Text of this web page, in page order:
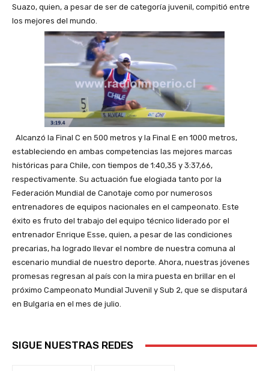
Suazo, quien, a pesar de ser de categoría juvenil, compitió entre
los mejores del mundo.
Alcanzó la Final C en 500 metros y la Final E en 1000 metros,
estableciendo en ambas competencias las mejores marcas
históricas para Chile, con tiempos de 1:40,35 y 3:37,66,
respectivamente. Su actuación fue elogiada tanto por la
Federación Mundial de Canotaje como por numerosos
entrenadores de equipos nacionales en el campeonato. Este
éxito es fruto del trabajo del equipo técnico liderado por el
entrenador Enrique Esse, quien, a pesar de las condiciones
precarias, ha logrado llevar el nombre de nuestra comuna al
escenario mundial de nuestro deporte. Ahora, nuestras jóvenes
promesas regresan al país con la mira puesta en brillar en el
próximo Campeonato Mundial Juvenil y Sub 2, que se disputará
en Bulgaria en el mes de julio.
SIGUE NUESTRAS REDES